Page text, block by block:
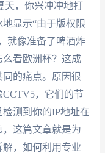
天，你兴冲冲地打
显示“由于版权限
就像准备了啤酒炸
看欧洲杯？这成
的痛点。原因很
，它们的节
测到你的IP地址在
这篇文章就是为
，如何利用专业